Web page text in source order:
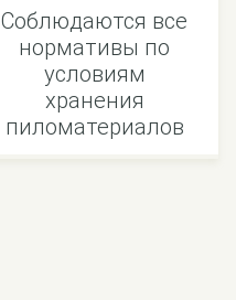
Соблюдаются все
нормативы по
условиям
хранения
пиломатериалов